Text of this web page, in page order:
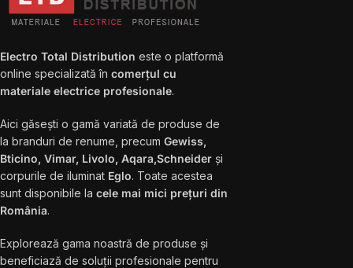
Electro Total Distribution este o platformă
online specializată în comerțul cu
materiale electrice profesionale.
Aici găsești o gamă variată de produse de
la branduri de renume, precum Gewiss,
Bticino, Vimar, Livolo, Aqara,Schneider și
corpurile de iluminat Eglo. Toate acestea
sunt disponibile la cele mai mici prețuri din
România.
Explorează gama noastră de produse și
beneficiază de soluții profesionale pentru